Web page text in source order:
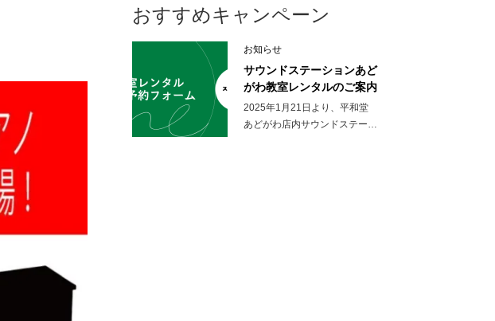
おすすめキャンペーン
お知らせ
サウンドステーションあど
がわ教室レンタルのご案内
2025年1月21日より、平和堂
あどがわ店内サウンドステー…